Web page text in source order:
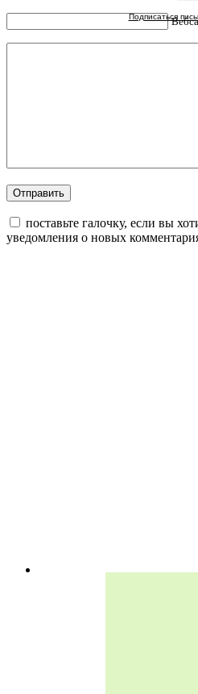
Подписаться
поставьте галочку, если вы
уведомления о новых